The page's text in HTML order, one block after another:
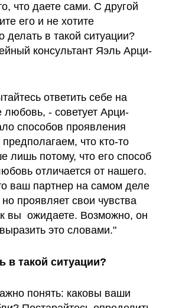
что даете сами. С другой
его и не хотите
делать в такой ситуации?
консультант Яэль Арци-
ответить себе на
любовь, - советует Арци-
способов проявления
что кто-то
лишь потому, что его способ
отличается от нашего.
ваш партнер на самом деле
проявляет свои чувства
вы  ожидаете. Возможно, он
это словами."
в такой ситуации?
понять: каковы ваши